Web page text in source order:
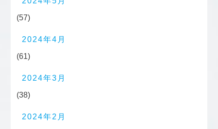
(57)
2024年4月
(61)
2024年3月
(38)
2024年2月